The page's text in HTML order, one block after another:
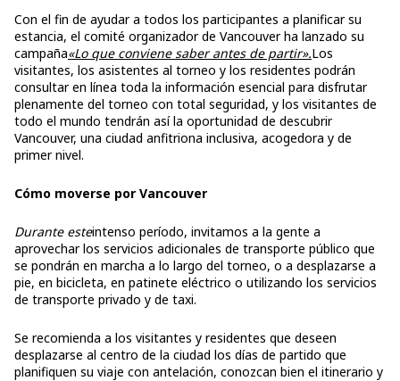
Con el fin de ayudar a todos los participantes a planificar su
estancia, el comité organizador de Vancouver ha lanzado su
campaña«Lo que conviene saber antes de partir».Los
visitantes, los asistentes al torneo y los residentes podrán
consultar en línea toda la información esencial para disfrutar
plenamente del torneo con total seguridad, y los visitantes de
todo el mundo tendrán así la oportunidad de descubrir
Vancouver, una ciudad anfitriona inclusiva, acogedora y de
primer nivel.
Cómo moverse por Vancouver
Durante esteintenso período, invitamos a la gente a
aprovechar los servicios adicionales de transporte público que
se pondrán en marcha a lo largo del torneo, o a desplazarse a
pie, en bicicleta, en patinete eléctrico o utilizando los servicios
de transporte privado y de taxi.
Se recomienda a los visitantes y residentes que deseen
desplazarse al centro de la ciudad los días de partido que
planifiquen su viaje con antelación, conozcan bien el itinerario y